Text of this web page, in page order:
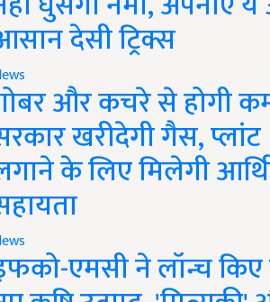
देसी ट्रिक्स
और कचरे से होगी
खरीदेगी गैस, प्लांट
के लिए मिलेगी
एमसी ने लॉन्च किए